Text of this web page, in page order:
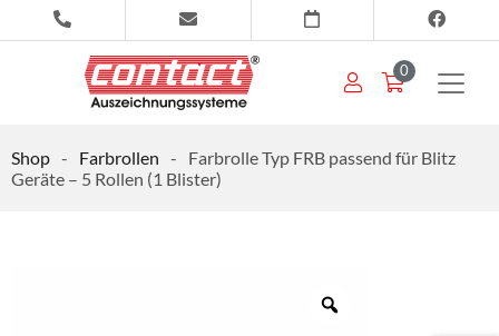
0
Shop - Farbrollen -
Farbrolle Typ FRB passend für Blitz
Geräte – 5 Rollen (1 Blister)